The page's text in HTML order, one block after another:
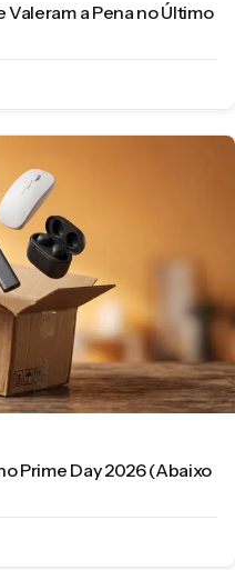
Valeram a Pena no Último
Prime Day 2026 (Abaixo